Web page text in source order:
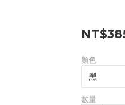
顏色
數量